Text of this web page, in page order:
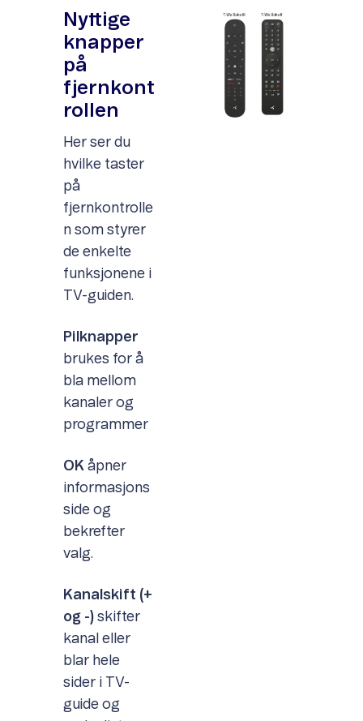
Nyttige
knapper
på
fjernkont
rollen
Her ser du
hvilke taster
på
fjernkontrolle
n som styrer
de enkelte
funksjonene i
TV-guiden.
Pilknapper
brukes for å
bla mellom
kanaler og
programmer
OK åpner
informasjons
side og
bekrefter
valg.
Kanalskift (+
og -) skifter
kanal eller
blar hele
sider i TV-
guide og